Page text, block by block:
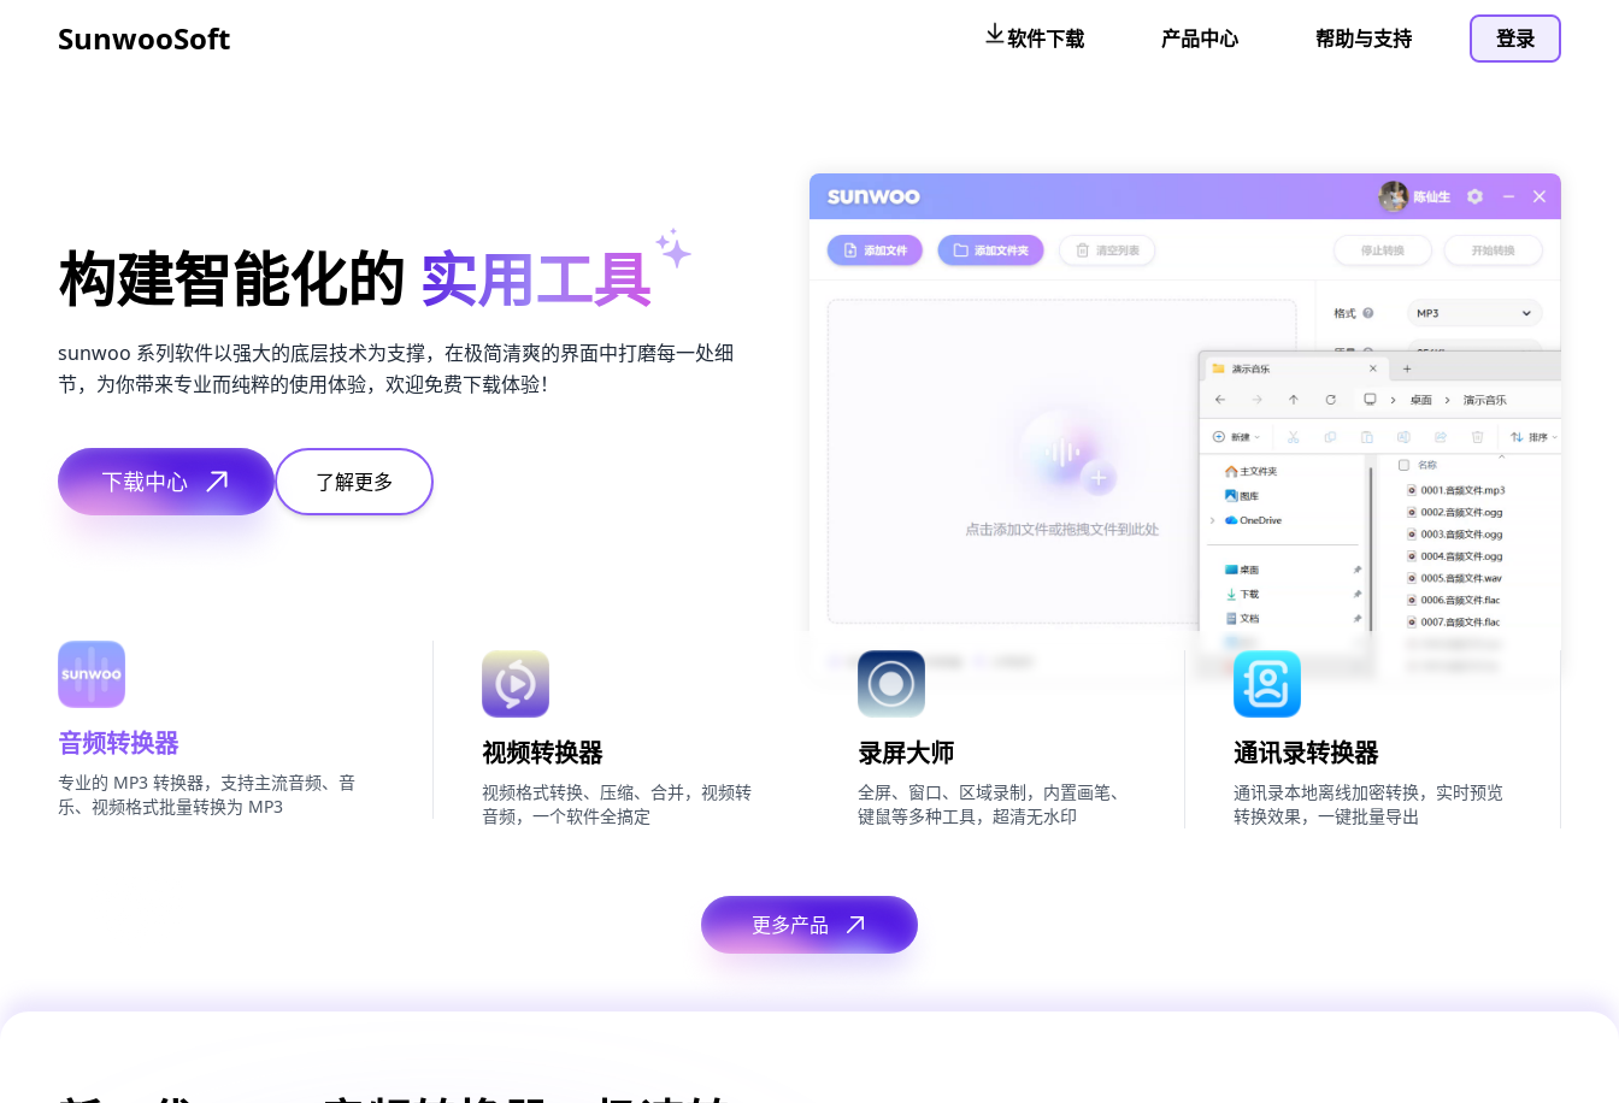
SunwooSoft 软件下载 产品中心 帮助与支持 登录
构建智能化的 实用工具
sunwoo 系列软件以强大的底层技术为支撑，在极简清爽的界面中打磨每一处细
节，为你带来专业而纯粹的使用体验，欢迎免费下载体验！
下载中心 了解更多
音频转换器
专业的 MP3 转换器，支持主流音频、音
乐、视频格式批量转换为 MP3
视频转换器
视频格式转换、压缩、合并，视频转
音频，一个软件全搞定
录屏大师
全屏、窗口、区域录制，内置画笔、
键鼠等多种工具，超清无水印
通讯录转换器
通讯录本地离线加密转换，实时预览
转换效果，一键批量导出
更多产品